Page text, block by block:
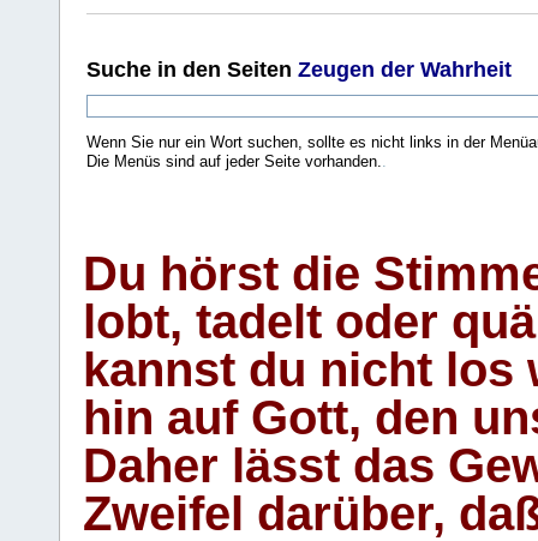
Suche in den Seiten Zeugen der Wahrheit
Wenn Sie nur ein Wort suchen, sollte es nicht links in der
Die Menüs sind auf jeder Seite vorhanden.
Du hörst die
lobt, tadelt oder
kannst du nicht los
hin auf Gott, den
Daher lässt das
Zweifel darüber,